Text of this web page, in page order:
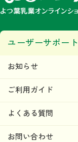
ユーザーサポート
お知らせ
ご利用ガイド
よくある質問
お問い合わせ